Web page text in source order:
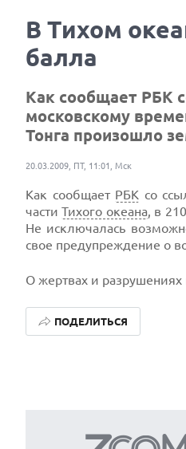
В Тихом
балла
Как сообщает РБК
московскому
Тонга произошло
20.03.2009, ПТ, 11:01, Мск
Как сообщает РБК со
частиТихого океана, в
Не исключалась
свое предупреждение о
О жертвах и
ПОДЕЛИТЬСЯ